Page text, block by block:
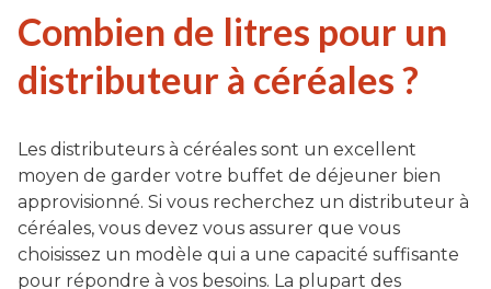
Combien de litres pour un
distributeur à céréales ?
Les distributeurs à céréales sont un excellent
moyen de garder votre buffet de déjeuner bien
approvisionné. Si vous recherchez un distributeur à
céréales, vous devez vous assurer que vous
choisissez un modèle qui a une capacité suffisante
pour répondre à vos besoins. La plupart des